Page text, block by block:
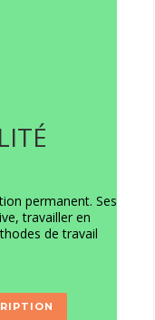
permanent. Ses
travailler en
de travail